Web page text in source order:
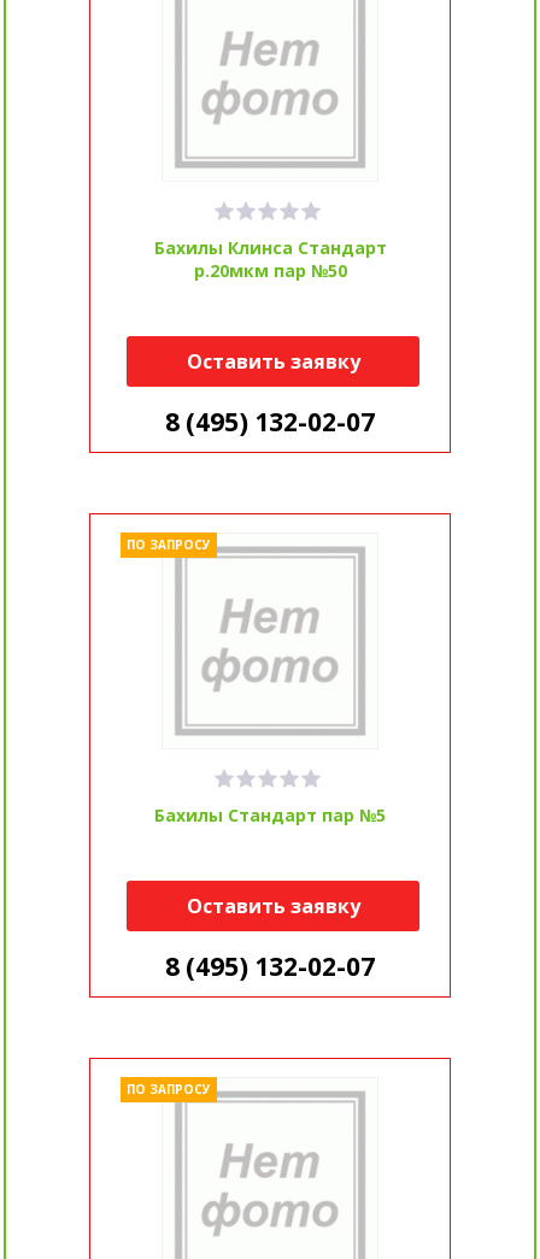
Бахилы Клинса Стандарт
р.20мкм пар №50
Оставить заявку
8 (495) 132-02-07
Бахилы Стандарт пар №5
ПО ЗАПРОСУ
Оставить заявку
8 (495) 132-02-07
ПО ЗАПРОСУ